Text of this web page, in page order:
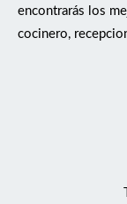
encontrarás los
cocinero,